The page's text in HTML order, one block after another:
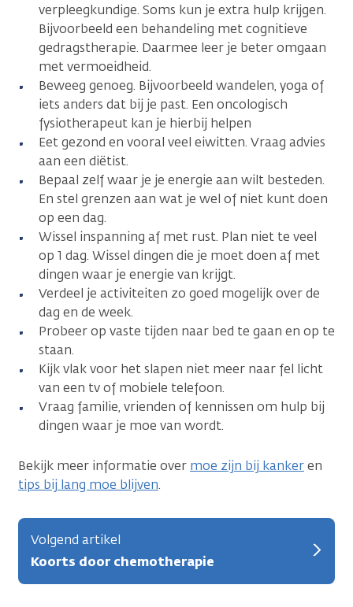
verpleegkundige. Soms kun je extra hulp krijgen.
Bijvoorbeeld een behandeling met cognitieve
gedragstherapie. Daarmee leer je beter omgaan
met vermoeidheid.
Beweeg genoeg. Bijvoorbeeld wandelen, yoga of
iets anders dat bij je past. Een oncologisch
fysiotherapeut kan je hierbij helpen
Eet gezond en vooral veel eiwitten. Vraag advies
aan een diëtist.
Bepaal zelf waar je je energie aan wilt besteden.
En stel grenzen aan wat je wel of niet kunt doen
op een dag.
Wissel inspanning af met rust. Plan niet te veel
op 1 dag. Wissel dingen die je moet doen af met
dingen waar je energie van krijgt.
Verdeel je activiteiten zo goed mogelijk over de
dag en de week.
Probeer op vaste tijden naar bed te gaan en op te
staan.
Kijk vlak voor het slapen niet meer naar fel licht
van een tv of mobiele telefoon.
Vraag familie, vrienden of kennissen om hulp bij
dingen waar je moe van wordt.
Bekijk meer informatie over moe zijn bij kankeren
tips bij lang moe blijven.
Volgend artikel
Koorts door chemotherapie